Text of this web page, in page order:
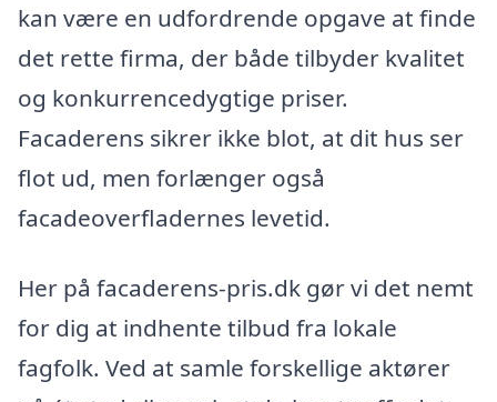
kan være en udfordrende opgave at finde
det rette firma, der både tilbyder kvalitet
og konkurrencedygtige priser.
Facaderens sikrer ikke blot, at dit hus ser
flot ud, men forlænger også
facadeoverfladernes levetid.
Her på facaderens-pris.dk gør vi det nemt
for dig at indhente tilbud fra lokale
fagfolk. Ved at samle forskellige aktører